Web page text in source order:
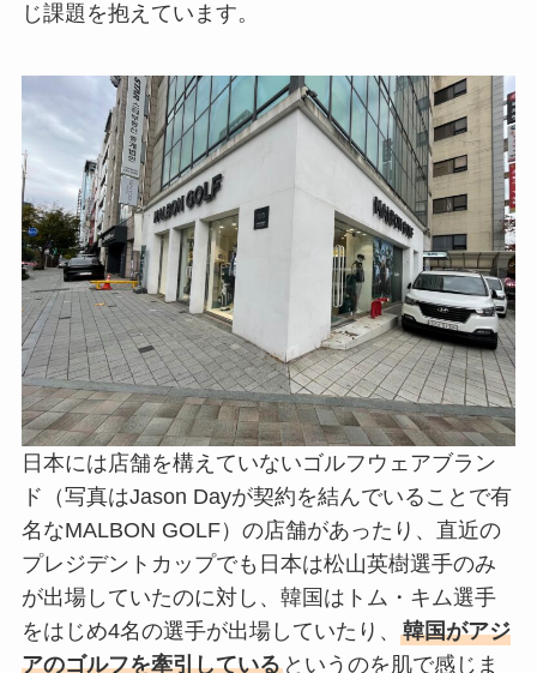
じ課題を抱えています。
日本には店舗を構えていないゴルフウェアブラン
ド（写真はJason Dayが契約を結んでいることで有
名なMALBON GOLF）の店舗があったり、直近の
プレジデントカップでも日本は松山英樹選手のみ
が出場していたのに対し、韓国はトム・キム選手
をはじめ4名の選手が出場していたり、 韓国がアジ
アのゴルフを牽引しているというのを肌で感じま